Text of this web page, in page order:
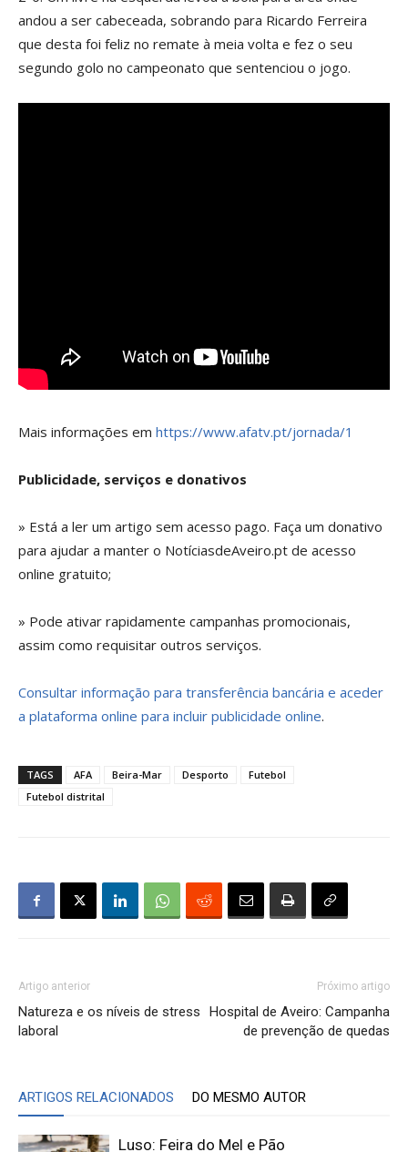
andou a ser cabeceada, sobrando para Ricardo Ferreira
que desta foi feliz no remate à meia volta e fez o seu
segundo golo no campeonato que sentenciou o jogo.
Mais informações em https://www.afatv.pt/jornada/1
Publicidade, serviços e donativos
» Está a ler um artigo sem acesso pago. Faça um donativo
para ajudar a manter o NotíciasdeAveiro.pt de acesso
online gratuito;
» Pode ativar rapidamente campanhas promocionais,
assim como requisitar outros serviços.
Consultar informação para transferência bancária e aceder
a plataforma online para incluir publicidade online.
TAGS AFA Beira-Mar Desporto
Futebol
Futebol distrital
Artigo anterior
Natureza e os níveis de stress
laboral
Próximo artigo
Hospital de Aveiro: Campanha
de prevenção de quedas
ARTIGOS RELACIONADOS DO MESMO AUTOR
Luso: Feira do Mel e Pão